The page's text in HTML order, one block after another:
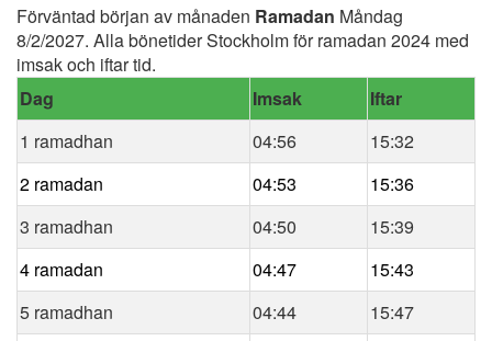
Förväntad början av månaden Ramadan Måndag
8/2/2027. Alla bönetider Stockholm för ramadan 2024 med
imsak och iftar tid.
Dag
Imsak
Iftar
1 ramadhan
04:56
15:32
2 ramadan
04:53
15:36
3 ramadhan
04:50
15:39
4 ramadan
04:47
15:43
5 ramadhan
04:44
15:47